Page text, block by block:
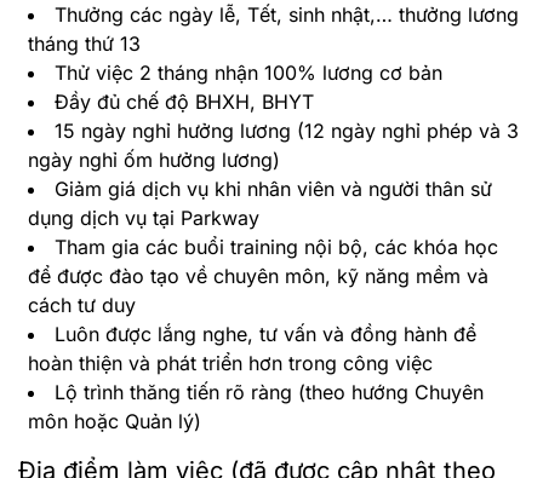
Thưởng các ngày lễ, Tết, sinh nhật,… thưởng lương
tháng thứ 13
Thử việc 2 tháng nhận 100% lương cơ bản
Đầy đủ chế độ BHXH, BHYT
15 ngày nghỉ hưởng lương (12 ngày nghỉ phép và 3
ngày nghỉ ốm hưởng lương)
Giảm giá dịch vụ khi nhân viên và người thân sử
dụng dịch vụ tại Parkway
Tham gia các buổi training nội bộ, các khóa học
để được đào tạo về chuyên môn, kỹ năng mềm và
cách tư duy
Luôn được lắng nghe, tư vấn và đồng hành để
hoàn thiện và phát triển hơn trong công việc
Lộ trình thăng tiến rõ ràng (theo hướng Chuyên
môn hoặc Quản lý)
Địa điểm làm việc (đã được cập nhật theo